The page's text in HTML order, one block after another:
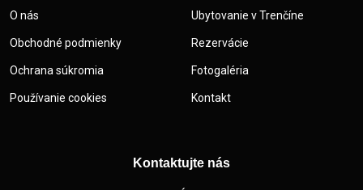
O nás
Obchodné podmienky
Ochrana súkromia
Používanie cookies
Ubytovanie v Trenčíne
Rezervácie
Fotogaléria
Kontakt
Kontaktujte nás